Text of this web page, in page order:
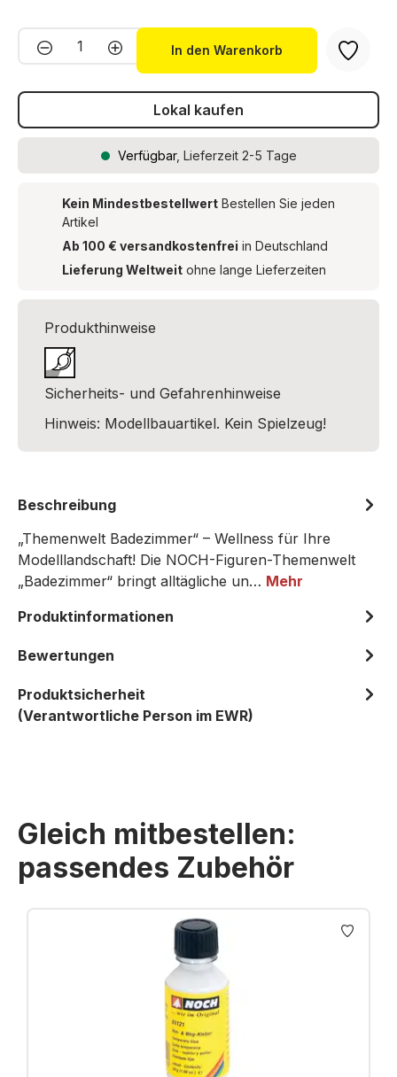
Produkt Anzahl: Gib den
In den Warenkorb
Lokal kaufen
Verfügbar, Lieferzeit 2-5 Tage
Kein Mindestbestellwert Bestellen Sie jeden
Artikel
Ab 100 € versandkostenfrei in Deutschland
Lieferung Weltweit ohne lange Lieferzeiten
Produkthinweise
Sicherheits- und Gefahrenhinweise
Hinweis: Modellbauartikel. Kein Spielzeug!
Beschreibung
„Themenwelt Badezimmer“ – Wellness für Ihre
Modelllandschaft! Die NOCH-Figuren-Themenwelt
„Badezimmer“ bringt alltägliche un… Mehr
Produktinformationen
Bewertungen
Produktsicherheit
(Verantwortliche Person im EWR)
Gleich mitbestellen:
passendes Zubehör
Produktgalerie überspringen